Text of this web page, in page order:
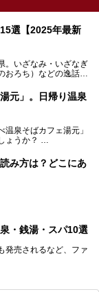
選【2025年最新
。いざなみ・いざなぎ
ろち）などの逸話が
港」への直行便なら、
きるアクセスも魅力
くあります。ゆった
びりできるスーパー
元」。日帰り温泉
泉そばカフェ湯元」
ょうか？
り温泉と、名物のそば
タイルで、観光客に限
つかった温泉と、美味
るのです。
み方は？どこにあ
・銭湯・スパ10選
発売されるなど、ファ